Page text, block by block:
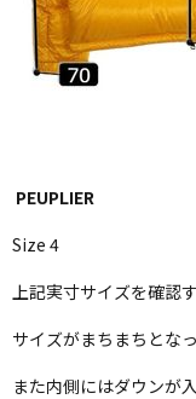
PEUPLIER
Size 4
上記実寸サイズを確認
サイズがまちまちとな
また内側にはダウンが